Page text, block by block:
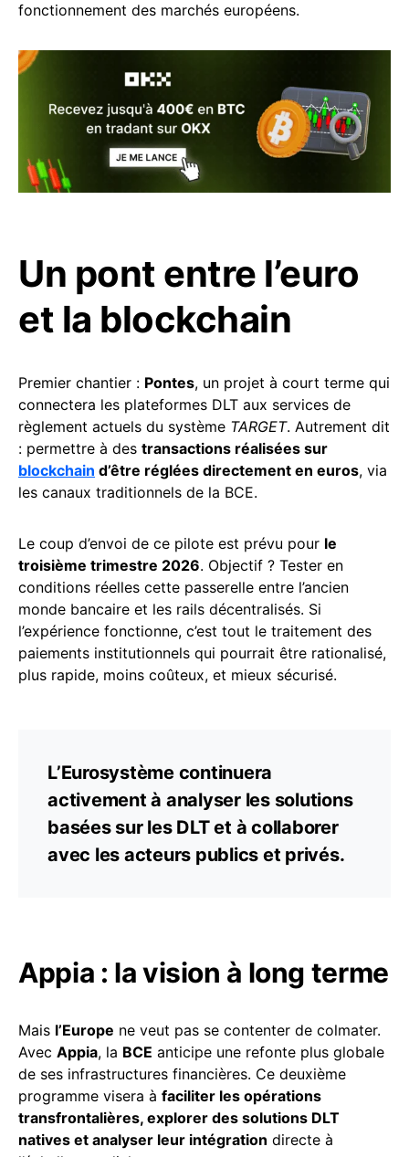
fonctionnement des marchés européens.
Un pont entre l’euro
et la blockchain
Premier chantier : Pontes, un projet à court terme qui
connectera les plateformes DLT aux services de
règlement actuels du système TARGET. Autrement dit
: permettre à des transactions réalisées sur
blockchain d’être réglées directement en euros, via
les canaux traditionnels de la BCE.
Le coup d’envoi de ce pilote est prévu pour le
troisième trimestre 2026. Objectif ? Tester en
conditions réelles cette passerelle entre l’ancien
monde bancaire et les rails décentralisés. Si
l’expérience fonctionne, c’est tout le traitement des
paiements institutionnels qui pourrait être rationalisé,
plus rapide, moins coûteux, et mieux sécurisé.
L’Eurosystème continuera
activement à analyser les solutions
basées sur les DLT et à collaborer
avec les acteurs publics et privés.
Appia : la vision à long terme
Mais l’Europe ne veut pas se contenter de colmater.
Avec Appia, la BCE anticipe une refonte plus globale
de ses infrastructures financières. Ce deuxième
programme visera à faciliter les opérations
transfrontalières, explorer des solutions DLT
natives et analyser leur intégration directe à